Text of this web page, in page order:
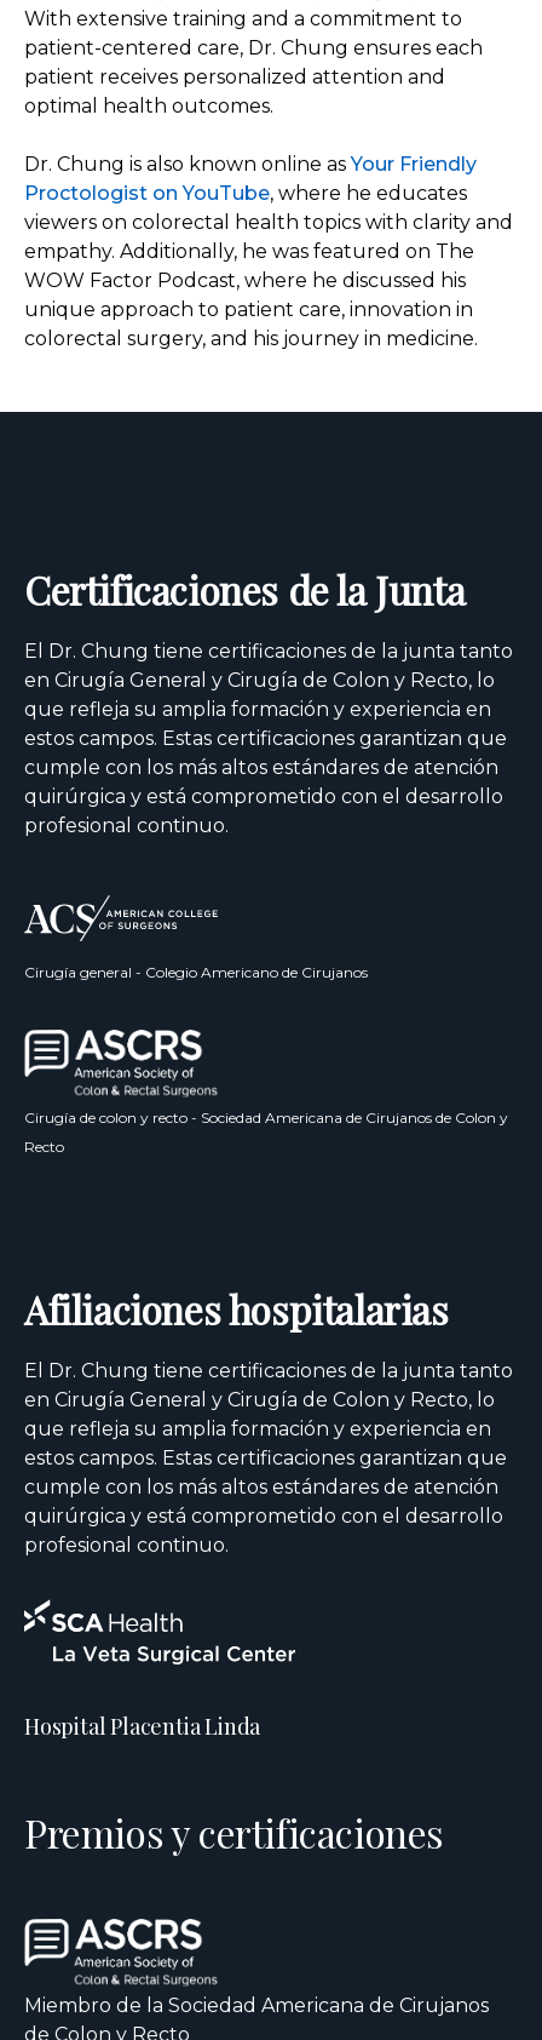
With extensive training and a commitment to
patient-centered care, Dr. Chung ensures each
patient receives personalized attention and
optimal health outcomes.
Dr. Chung is also known online asYour Friendly
Proctologist on YouTube, where he educates
viewers on colorectal health topics with clarity and
empathy. Additionally, he was featured on The
WOW Factor Podcast, where he discussed his
unique approach to patient care, innovation in
colorectal surgery, and his journey in medicine.
Certificaciones de la Junta
El Dr. Chung tiene certificaciones de la junta tanto
en Cirugía General y Cirugía de Colon y Recto, lo
que refleja su amplia formación y experiencia en
estos campos. Estas certificaciones garantizan que
cumple con los más altos estándares de atención
quirúrgica y está comprometido con el desarrollo
profesional continuo.
Cirugía general - Colegio Americano de Cirujanos
Cirugía de colon y recto - Sociedad Americana de Cirujanos de Colon y
Recto
Afiliaciones hospitalarias
El Dr. Chung tiene certificaciones de la junta tanto
en Cirugía General y Cirugía de Colon y Recto, lo
que refleja su amplia formación y experiencia en
estos campos. Estas certificaciones garantizan que
cumple con los más altos estándares de atención
quirúrgica y está comprometido con el desarrollo
profesional continuo.
Hospital Placentia Linda
Premios y certificaciones
Miembro de la Sociedad Americana de Cirujanos
de Colon y Recto